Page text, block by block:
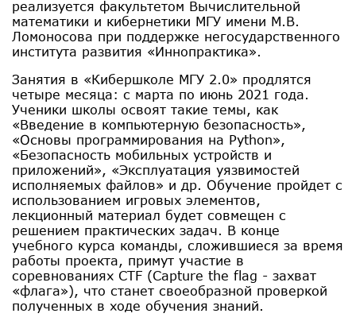
реализуется факультетом Вычислительной
математики и кибернетики МГУ имени М.В.
Ломоносова при поддержке негосударственного
института развития «Иннопрактика».
Занятия в «Кибершколе МГУ 2.0» продлятся
четыре месяца: с марта по июнь 2021 года.
Ученики школы освоят такие темы, как
«Введение в компьютерную безопасность»,
«Основы программирования на Python»,
«Безопасность мобильных устройств и
приложений», «Эксплуатация уязвимостей
исполняемых файлов» и др. Обучение пройдет с
использованием игровых элементов,
лекционный материал будет совмещен с
решением практических задач. В конце
учебного курса команды, сложившиеся за время
работы проекта, примут участие в
соревнованиях CTF (Capture the flag - захват
«флага»), что станет своеобразной проверкой
полученных в ходе обучения знаний.